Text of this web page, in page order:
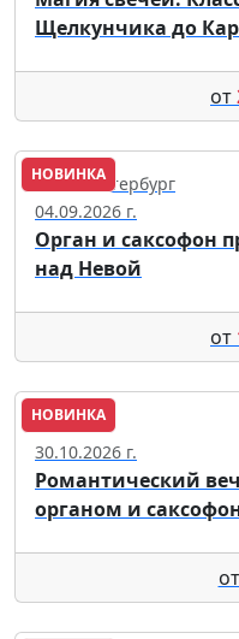
Щелкунчика до
от
НОВИНКА
Санкт-Петербург
04.09.2026 г.
Орган и саксофон
над Невой
от
НОВИНКА
Москва
30.10.2026 г.
Романтический
органом и
от